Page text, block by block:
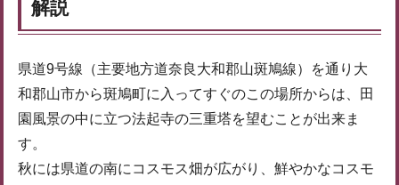
解説
県道9号線（主要地方道奈良大和郡山斑鳩線）を通り大
和郡山市から斑鳩町に入ってすぐのこの場所からは、田
園風景の中に立つ法起寺の三重塔を望むことが出来ま
す。
秋には県道の南にコスモス畑が広がり、鮮やかなコスモ